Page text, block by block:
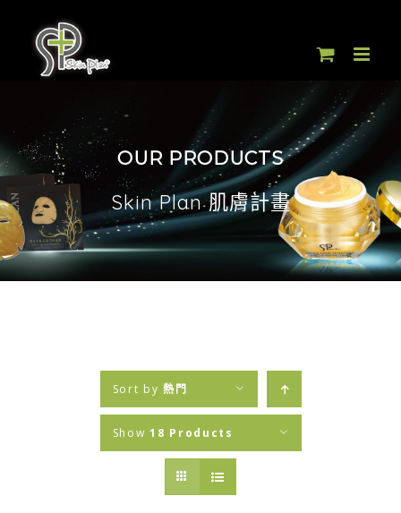
content
OUR PRODUCTS
Skin Plan 肌膚計畫
Sort by熱門
Show 18 Products